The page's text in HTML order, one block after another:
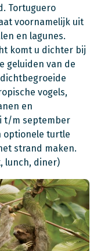
Tortuguero
voornamelijk uit
en lagunes.
komt u dichter bij
geluiden van de
vogels,
en
t/m september
optionele turtle
strand maken.
lunch, diner)